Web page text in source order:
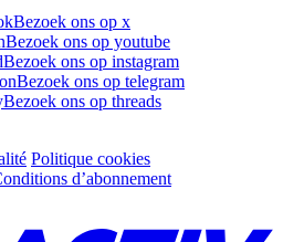
Bezoek ons op x
Bezoek ons op youtube
Bezoek ons op instagram
Bezoek ons op telegram
Bezoek ons op threads
Politique cookies
d’abonnement